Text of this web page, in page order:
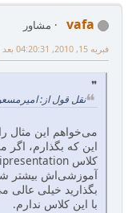
vafa
مشاور
فبریه 15, 2010, 04:20:31 بعد از ظهر
نقل قول از: امیرمسعود در فبریه 15,
می‌خواهم این مثال
این که بگذارم، اگر
آموزشی‌اش بیشتر
بگذارید خیلی
با این کلاس ندارم.